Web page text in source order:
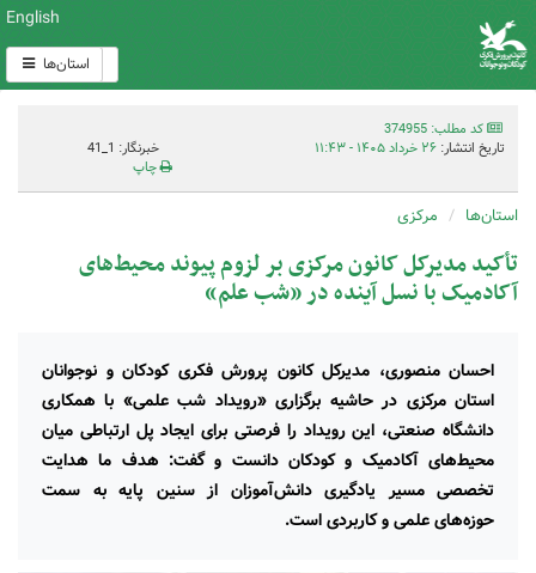
English
استان‌ها
کد مطلب: 374955
تاریخ انتشار: ۲۶ خرداد ۱۴۰۵ - ۱۱:۴۳
خبرنگار: 1_41
چاپ
استان‌ها مرکزی
تأکید مدیرکل کانون مرکزی بر لزوم پیوند محیط‌های
آکادمیک با نسل آینده در «شب علم»
احسان منصوری، مدیرکل کانون پرورش فکری کودکان و نوجوانان
استان مرکزی در حاشیه برگزاری «رویداد شب علمی» با همکاری
دانشگاه صنعتی، این رویداد را فرصتی برای ایجاد پل ارتباطی میان
محیط‌های آکادمیک و کودکان دانست و گفت: هدف ما هدایت
تخصصی مسیر یادگیری دانش‌آموزان از سنین پایه به سمت
حوزه‌های علمی و کاربردی است.